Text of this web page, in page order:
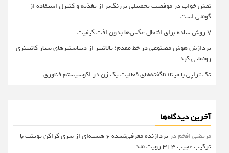
نقش خواب در موفقیت تحصیلی پررنگ‌تر از تغذیه و کنترل استفاده از
گوشی است
۷ روش ساده برای انتقال عکس‌ها بدون افت کیفیت
پردازش هوش مصنوعی در خط مقدم؛ پالانتیر از دیتاسنترهای سیار کانتینری
رونمایی کرد
تک تراپی با مینا؛ ناگفته‌های فعالیت یک زن در اکوسیستم فناوری
آخرین دیدگاه‌ها
مرتضی افخمدر
پردازنده معرفی‌نشده 6 هسته‌ای از سری کراکن پوینت با
ترکیب عجیب 3+3 رویت شد